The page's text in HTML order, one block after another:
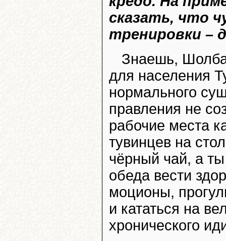
сказать, что
тренировки –
Знаешь,
для населения
нормального
правления не
рабочие места
тувинцев на
чёрный чай, а
обеда вести
моционы,
и кататься на
хронического